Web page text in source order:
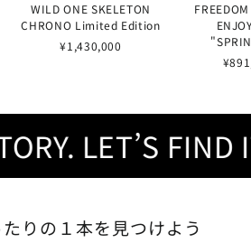
WILD ONE SKELETON
CHRONO Limited Edition
¥1,430,000
LET’S FIND IT.
りの１本を見つけよう